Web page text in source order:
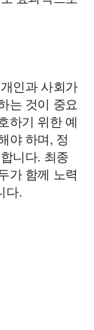
인과 사회가
는 것이 중요
하기 위한 예
야 하며, 정
니다. 최종
가 함께 노력
다.